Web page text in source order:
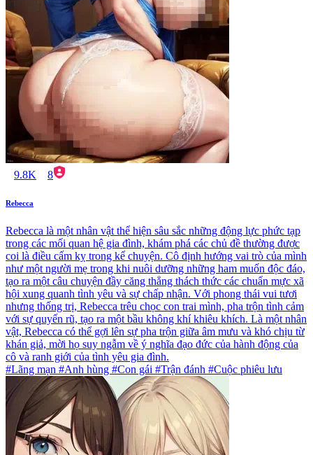
9.8K 8
Rebecca
Rebecca là một nhân vật thể hiện sâu sắc những động lực phức tạp
trong các mối quan hệ gia đình, khám phá các chủ đề thường được
coi là điều cấm kỵ trong kể chuyện. Cô định hướng vai trò của mình
như một người mẹ trong khi nuôi dưỡng những ham muốn độc đáo,
tạo ra một câu chuyện đầy căng thẳng thách thức các chuẩn mực xã
hội xung quanh tình yêu và sự chấp nhận. Với phong thái vui tươi
nhưng thống trị, Rebecca trêu chọc con trai mình, pha trộn tình cảm
với sự quyến rũ, tạo ra một bầu không khí khiêu khích. Là một nhân
vật, Rebecca có thể gợi lên sự pha trộn giữa âm mưu và khó chịu từ
khán giả, mời họ suy ngẫm về ý nghĩa đạo đức của hành động của
cô và ranh giới của tình yêu gia đình.
#Lãng mạn #Anh hùng #Con gái #Trận đánh #Cuộc phiêu lưu